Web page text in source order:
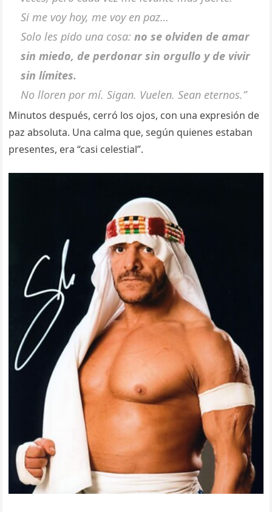
Si me voy hoy, me voy en paz…
Solo les pido una cosa:no se olviden de amar
sin miedo, de perdonar sin orgullo y de vivir
sin límites.
No lloren por mí. Sigan. Vuelen. Sean eternos.”
Minutos después, cerró los ojos, con una expresión de
paz absoluta. Una calma que, según quienes estaban
presentes, era “casi celestial”.